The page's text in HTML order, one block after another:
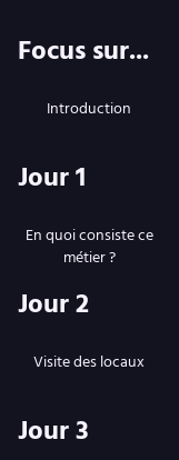
Focus sur...
Introduction
Jour 1
En quoi consiste ce
métier ?
Jour 2
Visite des locaux
Jour 3